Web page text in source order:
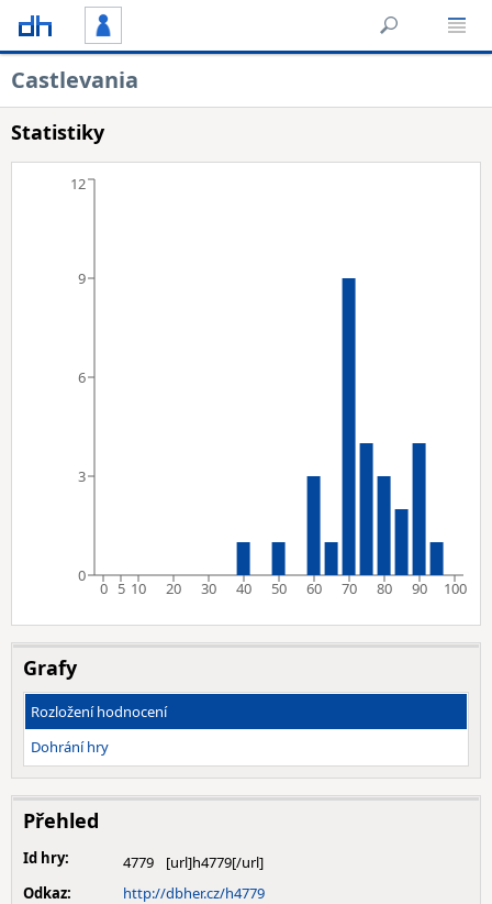
Castlevania
Statistiky
0 5 10 20 30 40 50 60 70 80 90 100
0
3
6
9
12
Grafy
Rozložení hodnocení
Dohrání hry
Přehled
Id hry:
4779
Odkaz:
http://dbher.cz/h4779